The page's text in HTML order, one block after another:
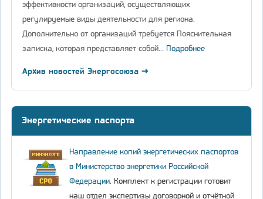
эффективности организаций, осуществляющих
регулируемые виды деятельности для региона.
Дополнительно от организаций требуется Пояснительная
записка, которая представляет собой… Подробнее
Архив новостей Энергосоюза →
Энергетические паспорта
Направление копий энергетических паспортов
в Министерство энергетики Российской
Федерации. Комплект к регистрации готовит
наш отдел экспертизы договорной и отчётной